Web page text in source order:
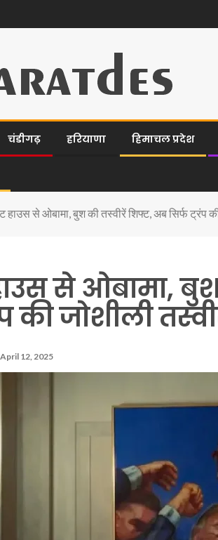
चंडीगढ़ हरियाणा हिमाचल प्रदेश
हाउस से ओबामा, बुश की तस्वीरें शिफ्ट, अब सिर्फ ट्रंप
से ओबामा,
की जोशीली
April 12, 2025